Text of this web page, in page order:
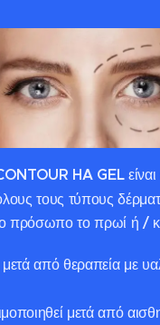
HA GEL
τους τύπους
πρόσωπο το πρωί ή /
από θεραπεία με
μετά από